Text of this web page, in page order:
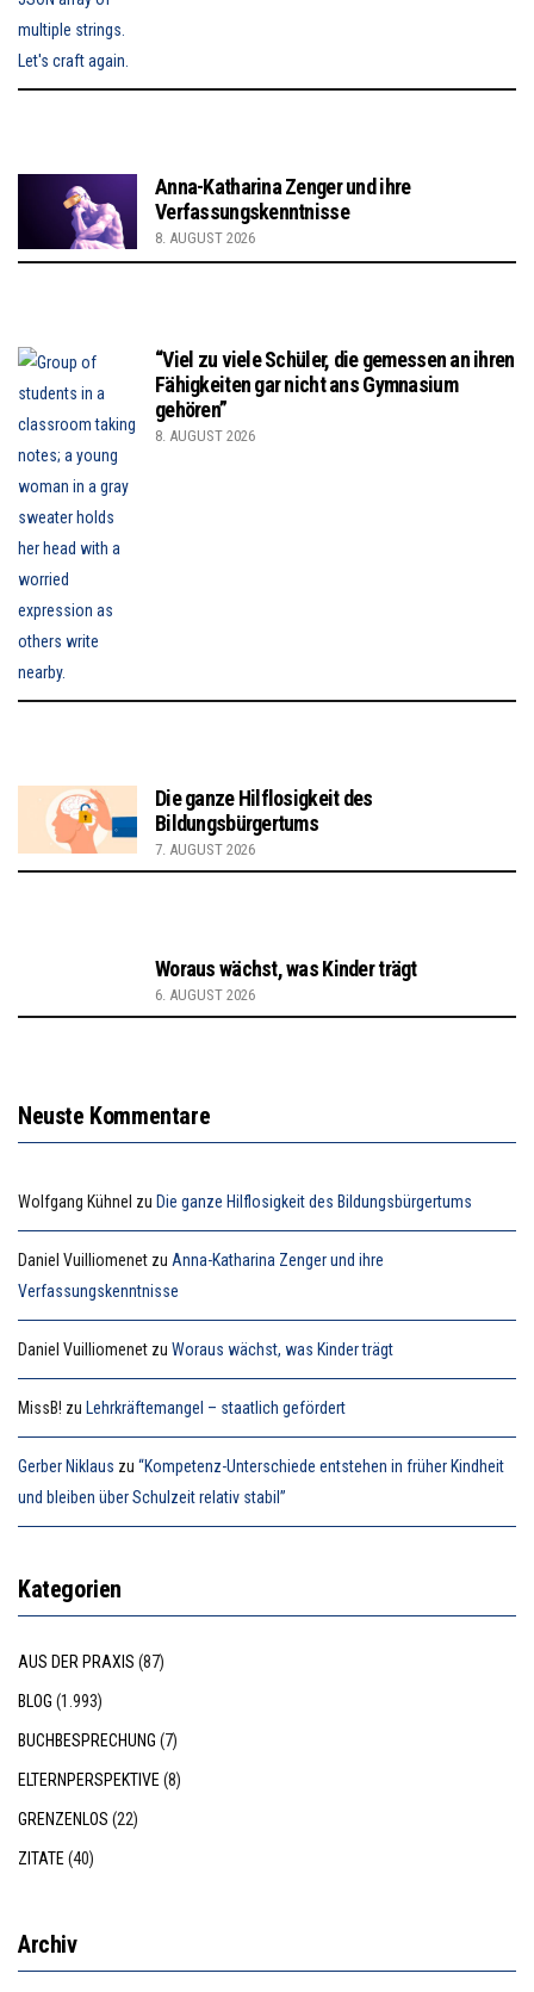
Anna-Katharina Zenger und ihre
Verfassungskenntnisse
8. AUGUST 2026
“Viel zu viele Schüler, die gemessen an ihren
Fähigkeiten gar nicht ans Gymnasium
gehören”
8. AUGUST 2026
Die ganze Hilflosigkeit des
Bildungsbürgertums
7. AUGUST 2026
Woraus wächst, was Kinder trägt
6. AUGUST 2026
Neuste Kommentare
Wolfgang Kühnel zu Die ganze Hilflosigkeit des Bildungsbürgertums
Daniel Vuilliomenet zu Anna-Katharina Zenger und ihre
Verfassungskenntnisse
Daniel Vuilliomenet zu Woraus wächst, was Kinder trägt
MissB! zu Lehrkräftemangel – staatlich gefördert
Gerber Niklaus zu “Kompetenz-Unterschiede entstehen in früher Kindheit
und bleiben über Schulzeit relativ stabil”
Kategorien
AUS DER PRAXIS (87)
BLOG (1.993)
BUCHBESPRECHUNG (7)
ELTERNPERSPEKTIVE(8)
GRENZENLOS (22)
ZITATE(40)
Archiv